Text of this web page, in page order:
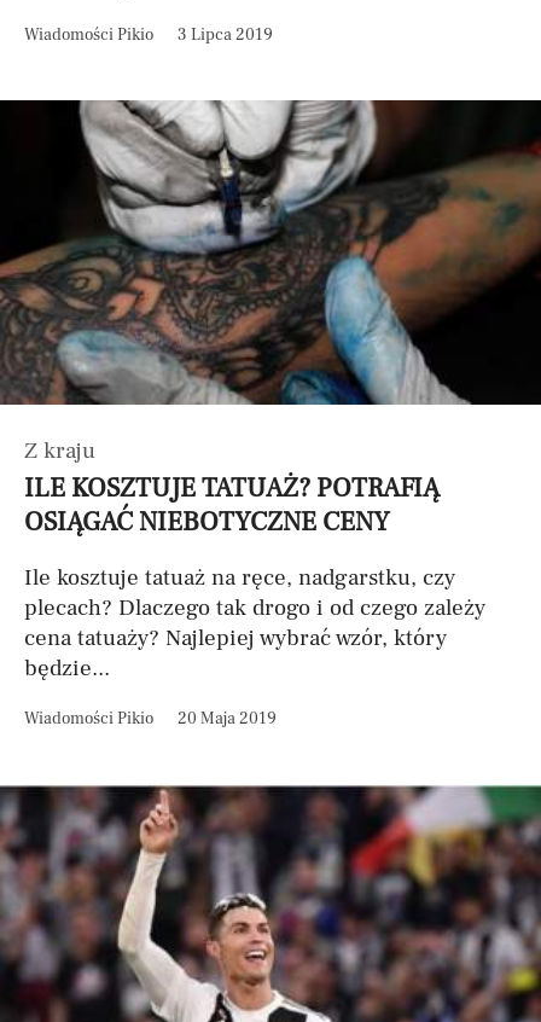
Wiadomości Pikio 3 Lipca 2019
Z kraju
ILE KOSZTUJE TATUAŻ? POTRAFIĄ
OSIĄGAĆ NIEBOTYCZNE CENY
Ile kosztuje tatuaż na ręce, nadgarstku, czy
plecach? Dlaczego tak drogo i od czego zależy
cena tatuaży? Najlepiej wybrać wzór, który
będzie...
Wiadomości Pikio 20 Maja 2019